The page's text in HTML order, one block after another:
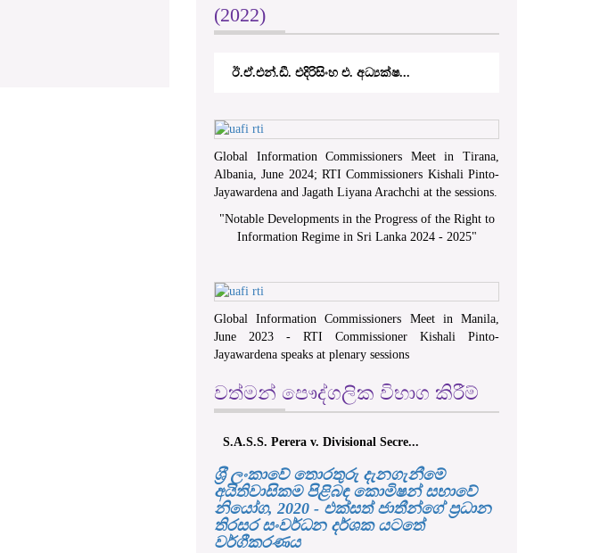
(2022)
ඊ.ඒ.එන්.ඩී. එදිරිසිංහ එ. අධ්‍යක්ෂ...
Global Information Commissioners Meet in Tirana,
Albania, June 2024; RTI Commissioners Kishali Pinto-
Jayawardena and Jagath Liyana Arachchi at the sessions.
"Notable Developments in the Progress of the Right to
Information Regime in Sri Lanka 2024 - 2025"
Global Information Commissioners Meet in Manila,
June 2023 - RTI Commissioner Kishali Pinto-
Jayawardena speaks at plenary sessions
වත්මන් පෞද්ගලික විභාග කිරීම්
S.A.S.S. Perera v. Divisional Secre...
ශ‍්‍රී ලංකාවේ තොරතුරු දැනගැනීමේ
අයිතිවාසිකම පිළිබඳ කොමිෂන් සභාවේ
නියෝග, 2020 - එක්සත් ජාතීන්ගේ ප්‍රධාන
තිරසර සංවර්ධන දර්ශක යටතේ
වර්ගීකරණය